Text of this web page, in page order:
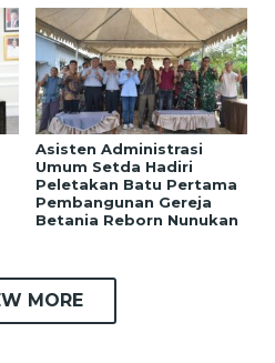
Asisten Administrasi
Umum Setda Hadiri
Peletakan Batu Pertama
Pembangunan Gereja
Betania Reborn Nunukan
MORE